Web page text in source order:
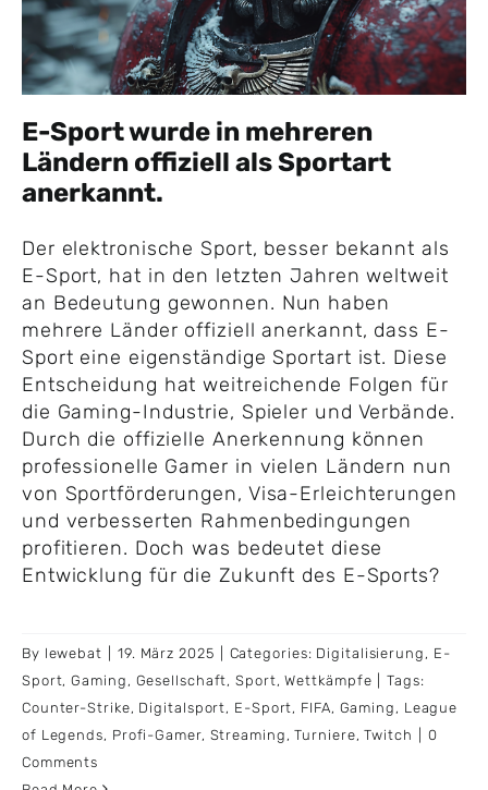
E-Sport wurde in mehreren
Ländern offiziell als Sportart
anerkannt.
Der elektronische Sport, besser bekannt als
E-Sport, hat in den letzten Jahren weltweit
an Bedeutung gewonnen. Nun haben
mehrere Länder offiziell anerkannt, dass E-
Sport eine eigenständige Sportart ist. Diese
Entscheidung hat weitreichende Folgen für
die Gaming-Industrie, Spieler und Verbände.
Durch die offizielle Anerkennung können
professionelle Gamer in vielen Ländern nun
von Sportförderungen, Visa-Erleichterungen
und verbesserten Rahmenbedingungen
profitieren. Doch was bedeutet diese
Entwicklung für die Zukunft des E-Sports?
By lewebat 19. März 2025 Categories: Digitalisierung , E-
Sport,Gaming , Gesellschaft,Sport,Wettkämpfe
Tags:
Counter-Strike, Digitalsport, E-Sport, FIFA, Gaming , League
of Legends, Profi-Gamer, Streaming ,Turniere,Twitch
0
Comments